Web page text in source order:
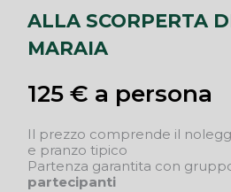
ALLA SCORPERTA
MARAIA
125 € a persona
Il prezzo comprende il
e pranzo tipico
Partenza garantita con
partecipanti